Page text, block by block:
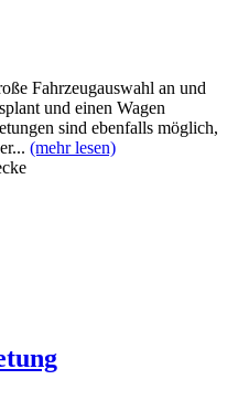
Fahrzeugauswahl an und
und einen Wagen
sind ebenfalls möglich,
(mehr lesen)